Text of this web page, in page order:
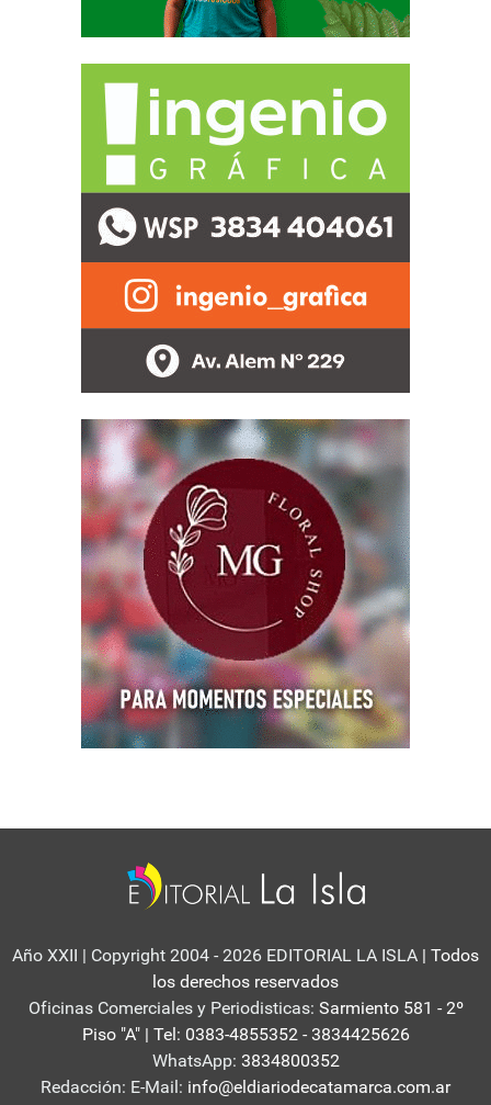
Año XXII | Copyright 2004 - 2026 EDITORIAL LA ISLA | Todos
los derechos reservados
Oficinas Comerciales y Periodisticas: Sarmiento 581 - 2º
Piso "A" | Tel: 0383-4855352 - 3834425626
WhatsApp: 3834800352
Redacción: E-Mail: info@eldiariodecatamarca.com.ar